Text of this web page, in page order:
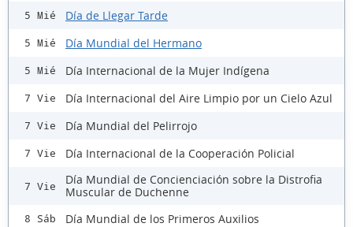
5 Mié Día de Llegar Tarde
5 Mié Día Mundial del Hermano
5 Mié Día Internacional de la Mujer Indígena
7 Vie Día Internacional del Aire Limpio por un Cielo Azul
7 Vie Día Mundial del Pelirrojo
7 Vie Día Internacional de la Cooperación Policial
7 Vie
Día Mundial de Concienciación sobre la Distrofia
Muscular de Duchenne
8 Sáb Día Mundial de los Primeros Auxilios